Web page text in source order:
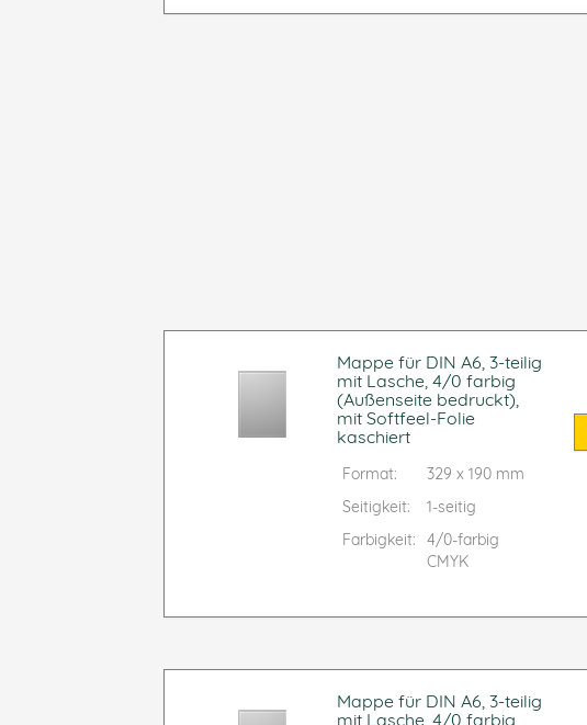
Mappe für DIN A6, 3-teilig
mit Lasche, 4/0 farbig
(Außenseite bedruckt),
mit Softfeel-Folie
kaschiert
Format:
329 x 190 mm
Seitigkeit:
1-seitig
Farbigkeit:
4/0-farbig
CMYK
Mappe für DIN A6, 3-teilig
mit Lasche, 4/0 farbig